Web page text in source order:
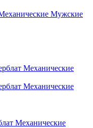
Мужские
Механические